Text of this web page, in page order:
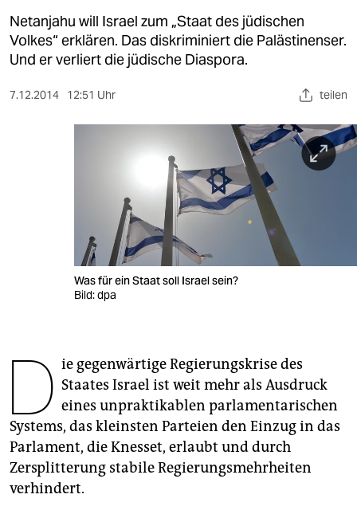
gesellschaft
kultur
veranstaltungen
unterstützen
abo
genossenschaft
epaper login
Netanjahu will Israel zum „Staat des jüdischen
Volkes“ erklären. Das diskriminiert die Palästinenser.
Und er verliert die jüdische Diaspora.
7.12.2014 12:51 Uhr teilen
Was für ein Staat soll Israel sein?
Bild: dpa
D ie gegenwärtige Regierungskrise des
Staates Israel ist weit mehr als Ausdruck
eines unpraktikablen parlamentarischen
Systems, das kleinsten Parteien den Einzug in das
Parlament, die Knesset, erlaubt und durch
Zersplitterung stabile Regierungsmehrheiten
verhindert.